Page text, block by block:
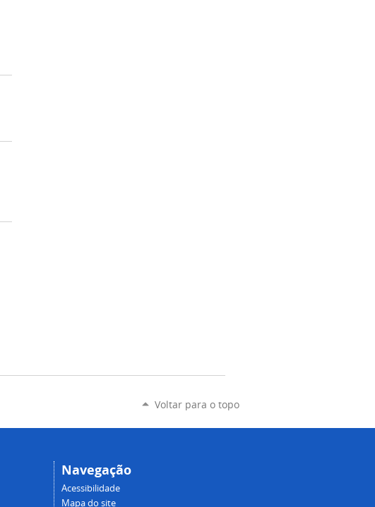
Voltar para o topo
Navegação
Acessibilidade
Mapa do site